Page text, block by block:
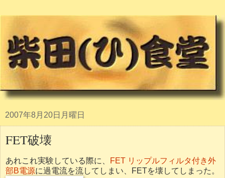
2007年8月20日月曜日
FET破壊
あれこれ実験している際に、
FET リップルフィルタ付き外
部B電源に過電流を流してしまい、FETを壊してしまった。